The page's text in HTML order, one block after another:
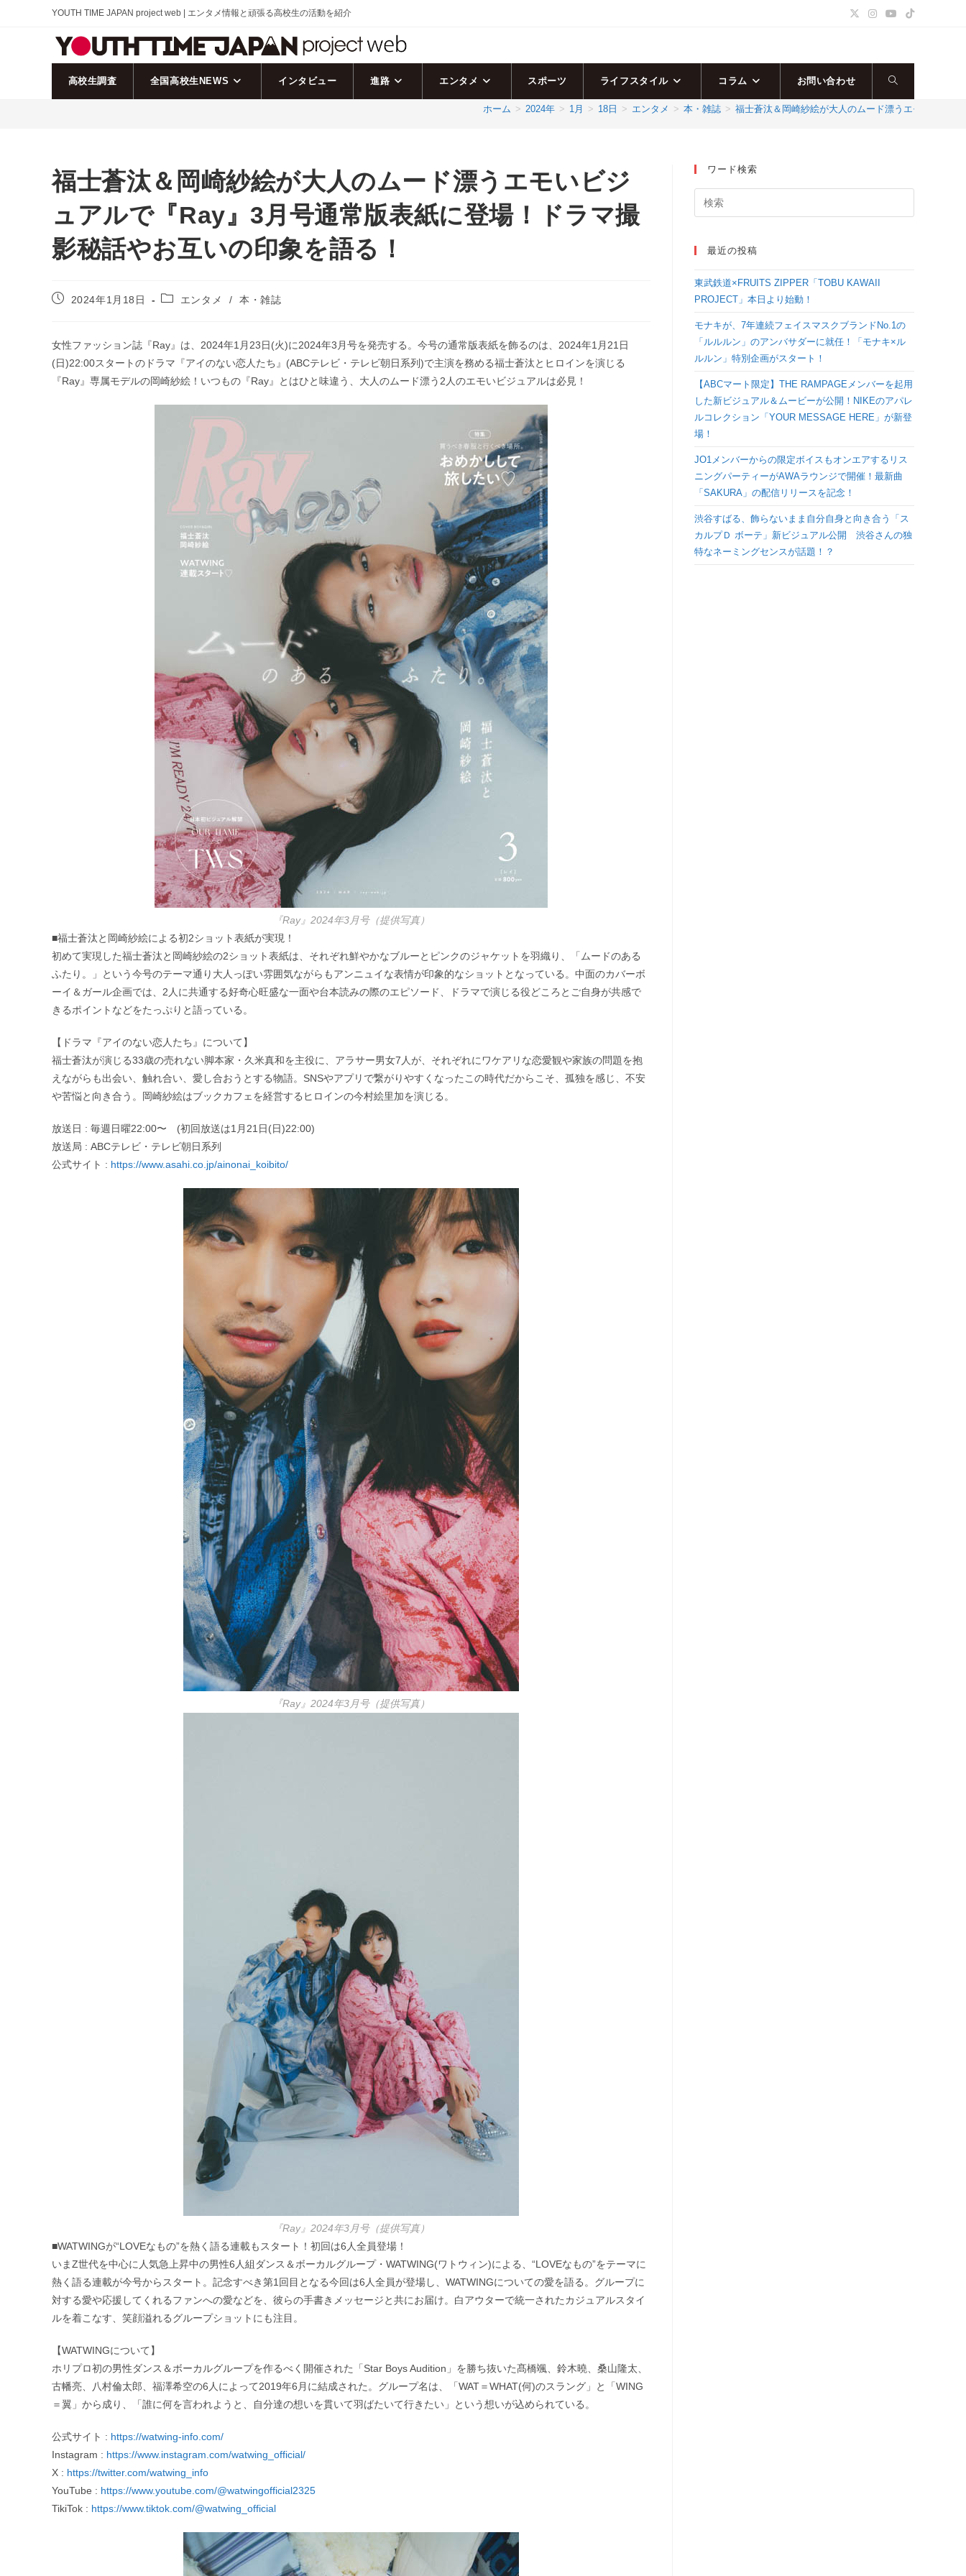
YOUTH TIME JAPAN project web | エンタメ情報と頑張る高校生の活動を紹介
高校生調査 全国高校生NEWS インタビュー 進路 エンタメ スポーツ ライフスタイル コラム お問い合わせ ウ
ェ
サ
検
を
グ
ル
ホーム > 2024年 > 1月 > 18日 > エンタメ > 本・雑誌 > 福士蒼汰＆岡崎紗絵が大人のムード漂うエモいビジ
福士蒼汰＆岡崎紗絵が大人のムード漂うエモいビジ
ュアルで『Ray』3月号通常版表紙に登場！ドラマ撮
影秘話やお互いの印象を語る！
投
開
日:
2024年1月18日
投
ゴ
リ
ー:
エンタメ / 本・雑誌
女性ファッション誌『Ray』は、2024年1月23日(火)に2024年3月号を発売する。今号の通常版​​表紙を飾るのは、2024年1月21日
(日)22:00スタートのドラマ『アイのない恋人たち』(ABCテレビ・テレビ朝日系列)で主演を務める福士蒼汰とヒロインを演じる
『Ray』専属モデルの岡崎紗絵！いつもの『Ray』とはひと味違う、大人のムード漂う2人のエモいビジュアルは必見！
『Ray』2024年3月号（提供写真）
■福士蒼汰と岡崎紗絵による初2ショット表紙が実現！
初めて実現した福士蒼汰と岡崎紗絵の2ショット表紙は、それぞれ鮮やかなブルーとピンクのジャケットを羽織り、「ムードのある
ふたり。」という今号のテーマ通り大人っぽい雰囲気ながらもアンニュイな表情が印象的なショットとなっている。中面のカバーボ
ーイ＆ガール企画では、2人に共通する好奇心旺盛な一面や台本読みの際のエピソード、ドラマで演じる役どころとご自身が共感で
きるポイントなどをたっぷりと語っている。
【ドラマ『アイのない恋人たち』について】
福士蒼汰が演じる33歳の売れない脚本家・久米真和を主役に、アラサー男女7人が、それぞれにワケアリな恋愛観や家族の問題を抱
えながらも出会い、触れ合い、愛し合おうとする物語。SNSやアプリで繋がりやすくなったこの時代だからこそ、孤独を感じ、不安
や苦悩と向き合う。岡崎紗絵はブックカフェを経営するヒロインの今村絵里加を演じる。
放送日 : 毎週日曜22:00〜 (初回放送は1月21日(日)22:00)
放送局 : ABCテレビ・テレビ朝日系列
公式サイト : https://www.asahi.co.jp/ainonai_koibito/
『Ray』2024年3月号（提供写真）
『Ray』2024年3月号（提供写真）
■WATWINGが“LOVEなもの”を熱く語る連載もスタート！初回は6人全員登場！
いまZ世代を中心に人気急上昇中の男性6人組ダンス＆ボーカルグループ・WATWING(ワトウィン)による、“LOVEなもの”をテーマに
熱く語る連載が今号からスタート。記念すべき第1回目となる今回は6人全員が登場し、WATWINGについての愛を語る。グループに
対する愛や応援してくれるファンへの愛などを、彼らの手書きメッセージと共にお届け。白アウターで統一されたカジュアルスタイ
ルを着こなす、笑顔溢れるグループショットにも注目。
【WATWINGについて】
ホリプロ初の男性ダンス＆ボーカルグループを作るべく開催された「Star Boys Audition」を勝ち抜いた髙橋颯、鈴木曉、桑山隆太、
古幡亮、八村倫太郎、福澤希空の6人によって2019年6月に結成された。グループ名は、「WAT＝WHAT(何)のスラング」と「WING
＝翼」から成り、「誰に何を言われようと、自分達の想いを貫いて羽ばたいて行きたい」という想いが込められている。
公式サイト : https://watwing-info.com/
Instagram : https://www.instagram.com/watwing_official/
X : https://twitter.com/watwing_info
YouTube : https://www.youtube.com/@watwingofficial2325
TikiTok : https://www.tiktok.com/@watwing_official
ワード検索
最近の投稿
東武鉄道×FRUITS ZIPPER「TOBU KAWAII
PROJECT」本日より始動！
モナキが、7年連続フェイスマスクブランドNo.1の
「ルルルン」のアンバサダーに就任！「モナキ×ル
ルルン」特別企画がスタート！
【ABCマート限定】THE RAMPAGEメンバーを起用
した新ビジュアル＆ムービーが公開！NIKEのアパレ
ルコレクション「YOUR MESSAGE HERE」が新登
場！
JO1メンバーからの限定ボイスもオンエアするリス
ニングパーティーがAWAラウンジで開催！最新曲
「SAKURA」の配信リリースを記念！
渋谷すばる、飾らないまま自分自身と向き合う「ス
カルプＤ ボーテ」新ビジュアル公開 渋谷さんの独
特なネーミングセンスが話題！？